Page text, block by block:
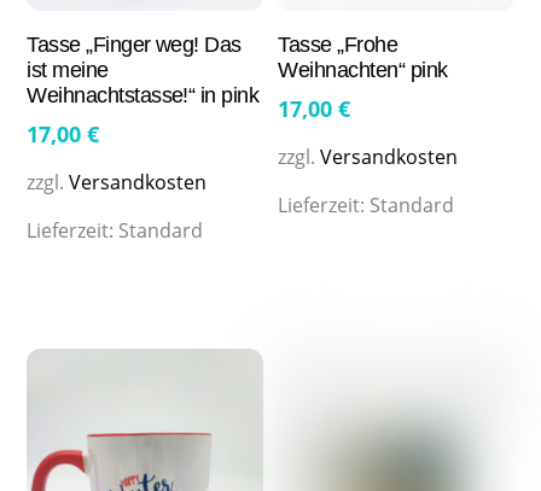
Tasse „Finger weg! Das
ist meine
Weihnachtstasse!“ in pink
17,00€
zzgl.Versandkosten
Lieferzeit: Standard
Tasse „Frohe
Weihnachten“ pink
17,00€
zzgl.Versandkosten
Lieferzeit: Standard